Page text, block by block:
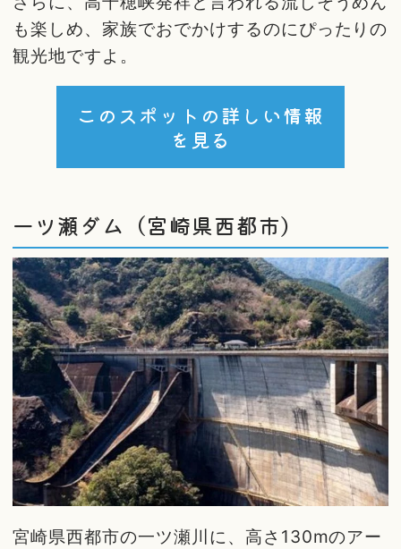
も楽しめ、家族でおでかけするのにぴったりの
観光地ですよ。
このスポットの詳しい情報
を見る
一ツ瀬ダム（宮崎県西都市）
宮崎県西都市の一ツ瀬川に、高さ130mのアー